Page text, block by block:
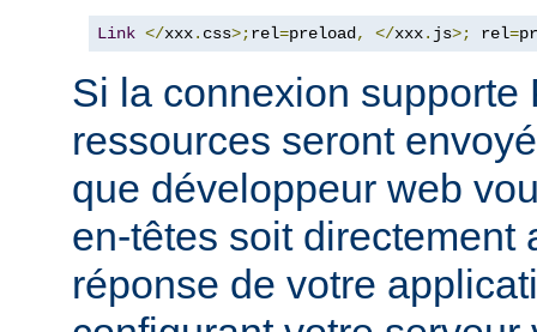
Link </xxx. css>;rel=preload, </xxx. js>; rel=
Si la connexion supporte
ressources seront
que développeur web
en-têtes soit directement
réponse de votre